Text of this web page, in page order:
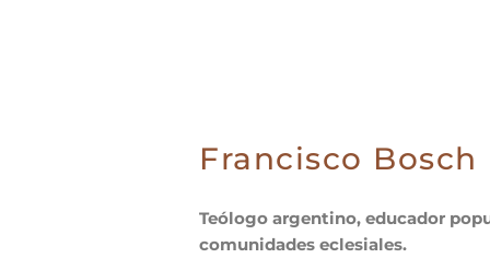
Francisco Bosch
Teólogo argentino, educador
comunidades eclesiales.